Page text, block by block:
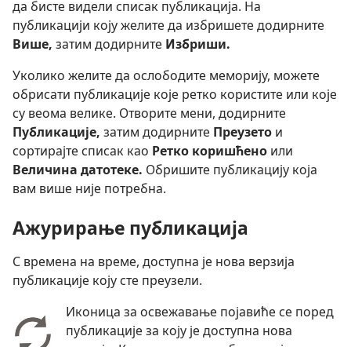
да бисте видели списак публикација. На
публикацији коју желите да избришете додирните
Више, затим додирните Избриши.
Уколико желите да ослободите меморију, можете
обрисати публикације које ретко користите или које
су веома велике. Отворите мени, додирните
Публикације, затим додирните Преузето и
сортирајте списак као Ретко коришћено или
Величина датотеке. Обришите публикацију која
вам више није потребна.
Ажурирање публикација
С времена на време, доступна је нова верзија
публикације коју сте преузели.
Иконица за освежавање појавиће се поред
публикације за коју је доступна нова